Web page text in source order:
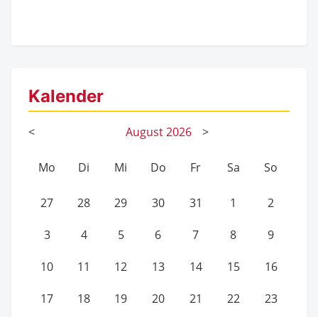
Kalender
< August2026 >
Mo Di Mi Do Fr Sa So
27 28 29 30 31 1 2
3 4 5 6 7 8 9
10 11 12 13 14 15 16
17 18 19 20 21 22 23